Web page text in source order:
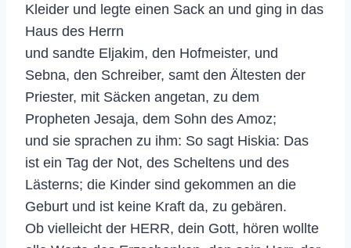
Kleider und legte einen Sack an und ging in das
Haus des Herrn
und sandte Eljakim, den Hofmeister, und
Sebna, den Schreiber, samt den Ältesten der
Priester, mit Säcken angetan, zu dem
Propheten Jesaja, dem Sohn des Amoz;
und sie sprachen zu ihm: So sagt Hiskia: Das
ist ein Tag der Not, des Scheltens und des
Lästerns; die Kinder sind gekommen an die
Geburt und ist keine Kraft da, zu gebären.
Ob vielleicht der HERR, dein Gott, hören wollte